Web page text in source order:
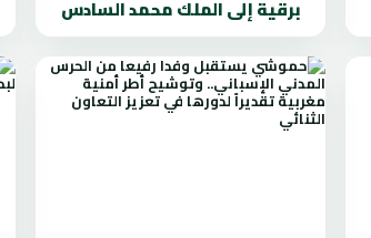
برقية إلى الملك محمد السادس